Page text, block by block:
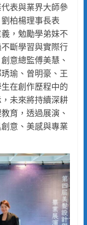
表與業界大師參
柏楊理事長表
，勉勵學弟妹不
斷學習與實際行
意總監傅美慧、
瑜、曾明豪、王
在創作歷程中的
未來將持續深耕
育，透過展演、
意、美感與專業